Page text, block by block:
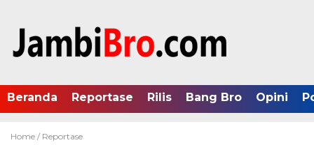
Beranda Reportase Rilis Bang Bro Opini
Home / Reportase